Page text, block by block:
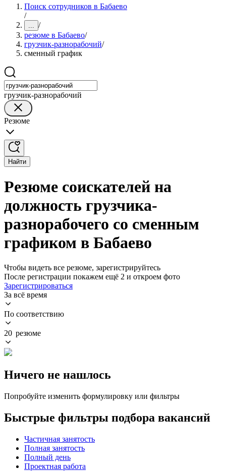
Поиск сотрудников в Бабаево
/
... /
резюме в Бабаево/
грузчик-разнорабочий/
сменный график
грузчик-разнорабочий
Резюме
Найти
Резюме соискателей на
должность грузчика-
разнорабочего со сменным
графиком в Бабаево
Чтобы видеть все резюме, зарегистрируйтесь
После регистрации покажем ещё 2 и откроем фото
Зарегистрироваться
За всё время
По соответствию
20 резюме
Ничего не нашлось
Попробуйте изменить формулировку или фильтры
Быстрые фильтры подбора вакансий
Частичная занятость
Полная занятость
Полный день
Проектная работа